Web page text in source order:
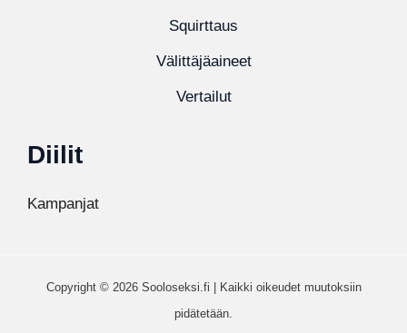
Squirttaus
Välittäjäaineet
Vertailut
Diilit
Kampanjat
Copyright © 2026 Sooloseksi.fi | Kaikki oikeudet muutoksiin
pidätetään.